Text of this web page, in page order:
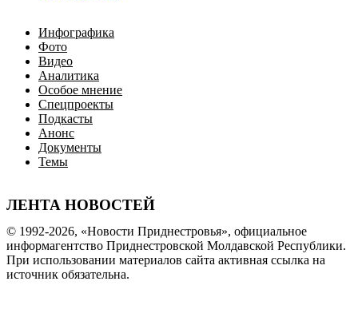
Инфографика
Фото
Видео
Аналитика
Особое мнение
Спецпроекты
Подкасты
Анонс
Документы
Темы
ЛЕНТА НОВОСТЕЙ
© 1992-2026, «Новости Приднестровья», официальное
информагентство Приднестровской Молдавской Республики.
При использовании материалов сайта активная ссылка на
источник обязательна.